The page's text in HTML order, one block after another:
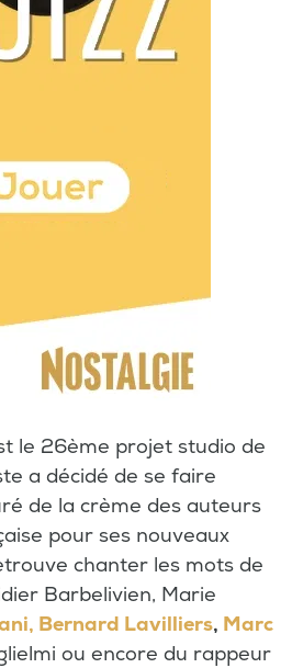
le 26ème projet studio de
a décidé de se faire
de la crème des auteurs
pour ses nouveaux
chanter les mots de
Barbelivien, Marie
Bernard Lavilliers, Marc
ou encore du rappeur